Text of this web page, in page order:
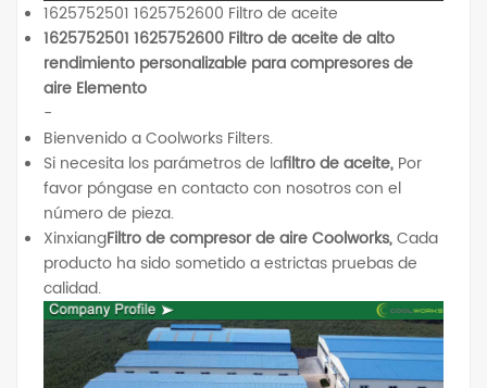
1625752501 1625752600 Filtro de aceite
1625752501 1625752600 Filtro de aceite de alto
rendimiento personalizable para compresores de
aire Elemento
-
Bienvenido a Coolworks Filters.
Si necesita los parámetros de lafiltro de aceite, Por
favor póngase en contacto con nosotros con el
número de pieza.
XinxiangFiltro de compresor de aire Coolworks,Cada
producto ha sido sometido a estrictas pruebas de
calidad.